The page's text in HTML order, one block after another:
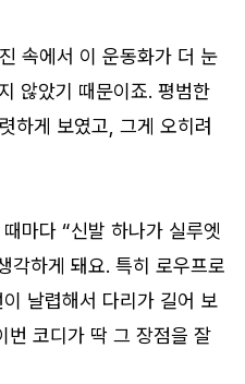
속에서 이 운동화가 더 눈
않았기 때문이죠. 평범한
하게 보였고, 그게 오히려
마다 “신발 하나가 실루엣
각하게 돼요. 특히 로우프로
날렵해서 다리가 길어 보
번 코디가 딱 그 장점을 잘